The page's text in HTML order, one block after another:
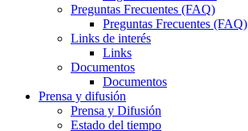
Preguntas Frecuentes (FAQ)
Preguntas Frecuentes (FAQ)
Links de interés
Links
Documentos
Documentos
Prensa y difusión
Prensa y Difusión
Estado del tiempo